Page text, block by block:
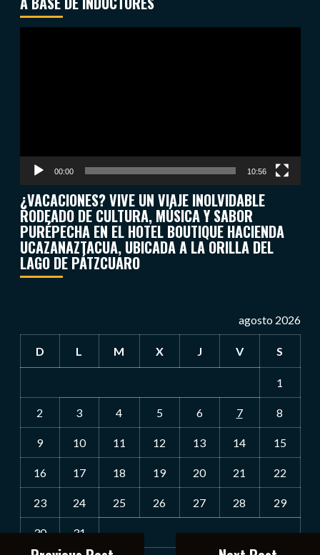
00:00 10:56
¿VACACIONES? VIVE UN VIAJE INOLVIDABLE
RODEADO DE CULTURA, MÚSICA Y SABOR
PURÉPECHA EN EL HOTEL BOUTIQUE HACIENDA
UCAZANAZTACUA, UBICADA A LA ORILLA DEL
LAGO DE PÁTZCUARO
agosto 2026
D L M X J V S
1
2 3 4 5 6 7 8
9 10 11 12 13 14 15
16 17 18 19 20 21 22
23 24 25 26 27 28 29
30 31